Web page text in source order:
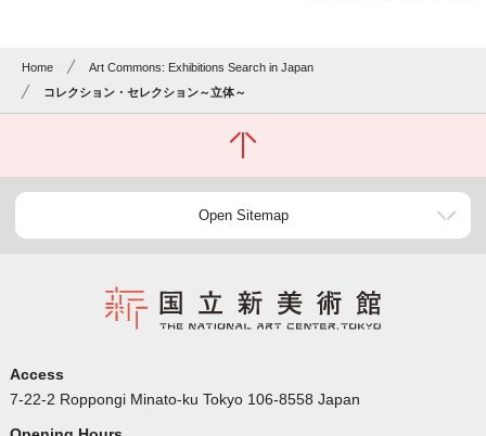
Home
Art Commons: Exhibitions Search in Japan
コレクション・セレクション～立体～
Open Sitemap
Access
7-22-2 Roppongi Minato-ku Tokyo 106-8558 Japan